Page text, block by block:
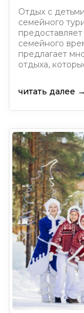
Отдых с
семейного
семейного
предлагает
отдыха,
читать далее →